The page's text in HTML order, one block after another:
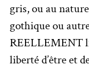
gris, ou au
gothique ou
REELLEMENT
liberté d’être et